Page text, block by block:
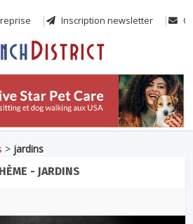
Inscription newsletter
> jardins
- JARDINS